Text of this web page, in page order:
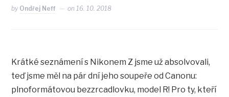
by Ondřej Neff on16. 10. 2018
Krátké seznámení s Nikonem Z jsme už absolvovali,
teď jsme měl na pár dní jeho soupeře od Canonu:
plnoformátovou bezzrcadlovku, model R! Pro ty, kteří